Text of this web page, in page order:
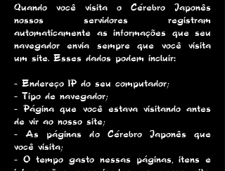
Quando você visita o Cérebro Japonês
nossos servidores registram
automaticamente as informações que seu
navegador envia sempre que você visita
um site. Esses dados podem incluir:
- Endereço IP do seu computador;
- Tipo de navegador;
- Página que você estava visitando antes
de vir ao nosso site;
- As páginas do Cérebro Japonês que
você visita;
- O tempo gasto nessas páginas, itens e